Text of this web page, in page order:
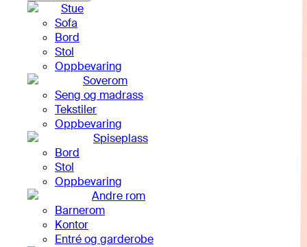
Stue
Sofa
Bord
Stol
Oppbevaring
Soverom
Seng og madrass
Tekstiler
Oppbevaring
Spiseplass
Bord
Stol
Oppbevaring
Andre rom
Barnerom
Kontor
Entré og garderobe